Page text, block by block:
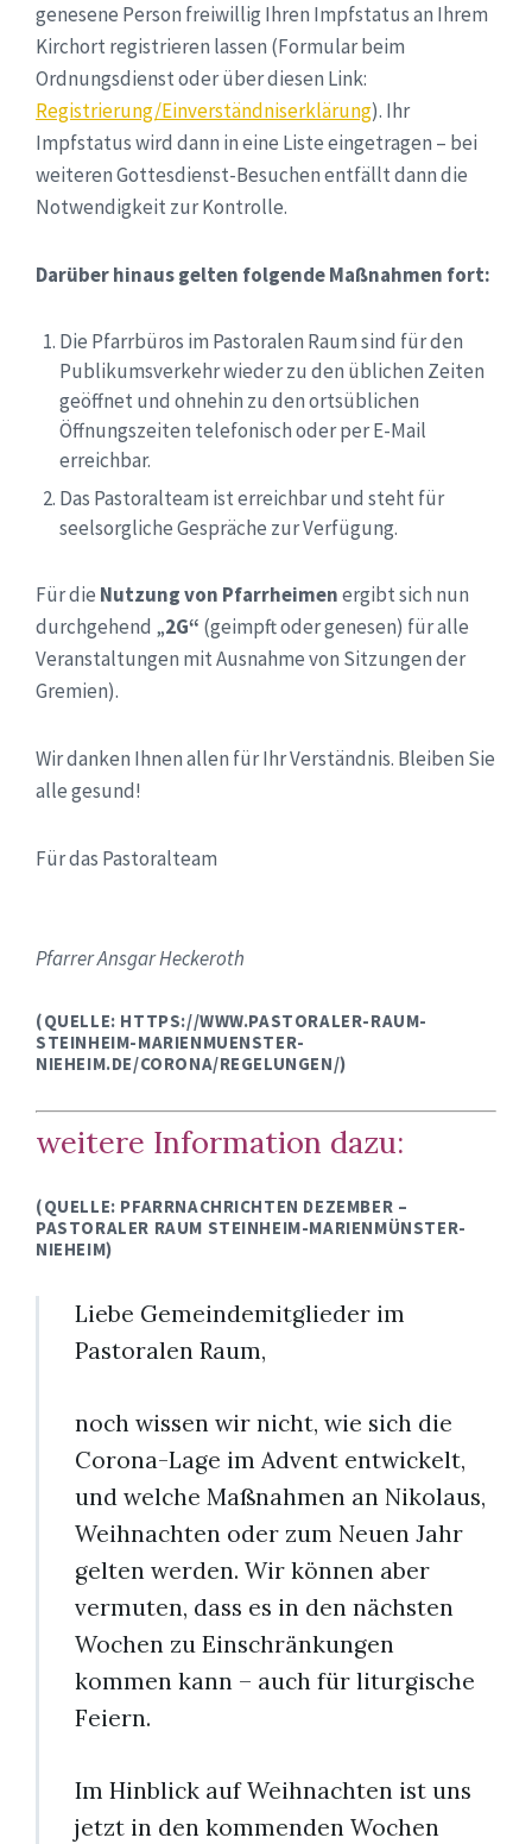
genesene Person freiwillig Ihren Impfstatus an Ihrem
Kirchort registrieren lassen (Formular beim
Ordnungsdienst oder über diesen Link:
Registrierung/Einverständniserklärung). Ihr
Impfstatus wird dann in eine Liste eingetragen – bei
weiteren Gottesdienst-Besuchen entfällt dann die
Notwendigkeit zur Kontrolle.
Darüber hinaus gelten folgende Maßnahmen fort:
Die Pfarrbüros im Pastoralen Raum sind für den
Publikumsverkehr wieder zu den üblichen Zeiten
geöffnet und ohnehin zu den ortsüblichen
Öffnungszeiten telefonisch oder per E-Mail
erreichbar.
Das Pastoralteam ist erreichbar und steht für
seelsorgliche Gespräche zur Verfügung.
Für die Nutzung von Pfarrheimenergibt sich nun
durchgehend „2G“ (geimpft oder genesen) für alle
Veranstaltungen mit Ausnahme von Sitzungen der
Gremien).
Wir danken Ihnen allen für Ihr Verständnis. Bleiben Sie
alle gesund!
Für das Pastoralteam
Pfarrer Ansgar Heckeroth
(QUELLE: HTTPS://WWW.PASTORALER-RAUM-
STEINHEIM-MARIENMUENSTER-
NIEHEIM.DE/CORONA/REGELUNGEN/)
weitere Information dazu:
(QUELLE: PFARRNACHRICHTEN DEZEMBER –
PASTORALER RAUM STEINHEIM-MARIENMÜNSTER-
NIEHEIM)
Liebe Gemeindemitglieder im
Pastoralen Raum,
noch wissen wir nicht, wie sich die
Corona-Lage im Advent entwickelt,
und welche Maßnahmen an Nikolaus,
Weihnachten oder zum Neuen Jahr
gelten werden. Wir können aber
vermuten, dass es in den nächsten
Wochen zu Einschränkungen
kommen kann – auch für liturgische
Feiern.
Im Hinblick auf Weihnachten ist uns
jetzt in den kommenden Wochen